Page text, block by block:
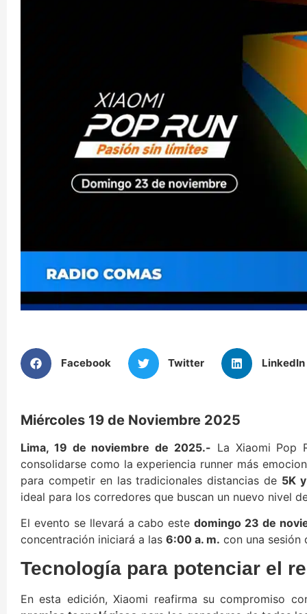
Facebook Twitter LinkedIn
Miércoles 19 de Noviembre 2025
Lima, 19 de noviembre de 2025.- La Xiaomi Pop
consolidarse como la experiencia runner más
para competir en las tradicionales distancias de 5K
ideal para los corredores que buscan un nuevo nivel
El evento se llevará a cabo estedomingo 23 de
concentración iniciará a las 6:00 a. m. con una sesión
Tecnología para potenciar el
En esta edición, Xiaomi reafirma su compromiso